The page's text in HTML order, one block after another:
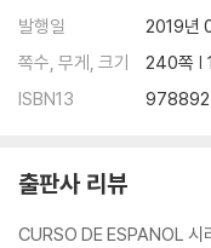
발행일
2019년
쪽수, 무게, 크기
240쪽 |
ISBN13
출판사 리뷰
CURSO DE ESPANOL 시